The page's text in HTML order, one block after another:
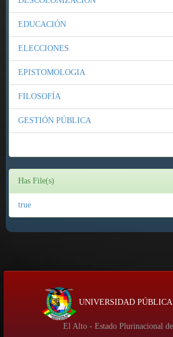
EDUCACIÓN
ELECCIONES
EPISTOMOLOGIA
FILOSOFÍA
GESTIÓN PÚBLICA
Has File(s)
true
UNIVERSIDAD
El Alto - Estado Plurinacional